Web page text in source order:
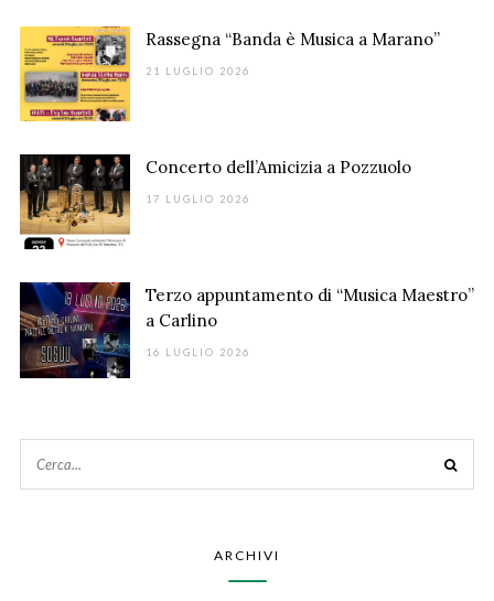
Rassegna “Banda è Musica a Marano”
21 LUGLIO 2026
Concerto dell’Amicizia a Pozzuolo
17 LUGLIO 2026
Terzo appuntamento di “Musica Maestro”
a Carlino
16 LUGLIO 2026
ARCHIVI